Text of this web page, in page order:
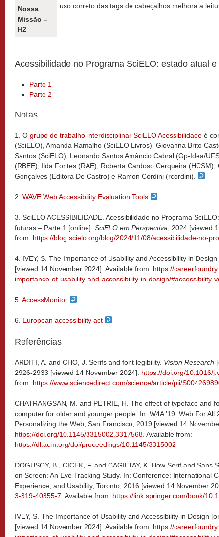
Nossa
Missão –
H2
uso correto das tags de cabeçalhos melhora a
Acessibilidade no Programa SciELO: estado atual
Parte 1
Parte 2
Notas
1. O grupo de trabalho interdisciplinar SciELO Acessibilidade é
(SciELO), Amanda Ramalho (SciELO Livros), Giovanna Brito
Santos (SciELO), Leonardo Santos Amâncio Cabral (Gp-Idea/
(RBEE), Ilda Fontes (RAE), Roberta Cardoso Cerqueira
Gonçalves (Editora De Castro) e Ramon Cordini (rcordini).
2. WAVE Web Accessibility Evaluation Tools
3. SciELO ACESSIBILIDADE. Acessibilidade no Programa
futuras – Parte 1 [online]. SciELO em Perspectiva , 2024 [viewed
from: https://blog.scielo.org/blog/2024/11/08/acessibilidade-no-
4. IVEY, S. The Importance of Usability and Accessibility in
[viewed 14 November 2024]. Available from: https://
importance-of-usability-and-accessibility-in-design/#accessibility-
5. AccessMonitor
6. European accessibility act
Referências
ARDITI, A. and CHO, J. Serifs and font legibility. Vision Research
2926-2933 [viewed 14 November 2024]. https://doi.org/10.1016/
from: https://www.sciencedirect.com/science/article/pii/
CHATRANGSAN, M. and PETRIE, H. The effect of typeface and
computer for older and younger people. In: W4A ’19: Web For All
Personalizing the Web, San Francisco, 2019 [viewed 14
https://doi.org/10.1145/3315002.3317568 . Available from:
https://dl.acm.org/doi/proceedings/10.1145/3315002
DOGUSOY, B., CICEK, F. and CAGILTAY, K. How Serif and Sans
on Screen: An Eye Tracking Study. In: Conference: International
Experience, and Usability, Toronto, 2016 [viewed 14 November
3-319-40355-7 . Available from: https://link.springer.com/book/
IVEY, S. The Importance of Usability and Accessibility in Design
[viewed 14 November 2024]. Available from: https://